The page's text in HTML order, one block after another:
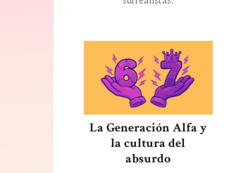
La Generación Alfa y
la cultura del
absurdo